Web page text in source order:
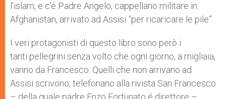
l’islam, e c’é Padre Angelo, cappellano militare in
Afghanistan, arrivato ad Assisi ”per ricaricare le pile”.
I veri protagonisti di questo libro sono però i
tanti pellegrini senza volto che ogni giorno, a migliaia,
vanno da Francesco. Quelli che non arrivano ad
Assisi scrivono, telefonano alla rivista San Francesco
– della quale padre Enzo Fortunato é direttore –